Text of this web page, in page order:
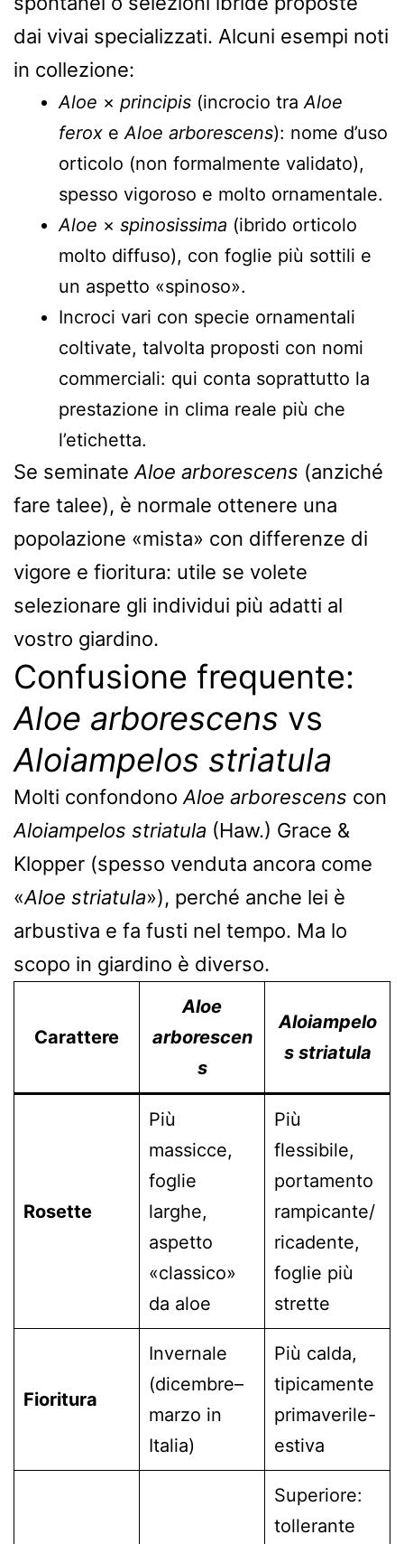
dai vivai specializzati. Alcuni esempi noti
in collezione:
Aloe × principis (incrocio tra Aloe
ferox e Aloe arborescens): nome d’uso
orticolo (non formalmente validato),
spesso vigoroso e molto ornamentale.
Aloe × spinosissima (ibrido orticolo
molto diffuso), con foglie più sottili e
un aspetto «spinoso».
Incroci vari con specie ornamentali
coltivate, talvolta proposti con nomi
commerciali: qui conta soprattutto la
prestazione in clima reale più che
l’etichetta.
Se seminate Aloe arborescens (anziché
fare talee), è normale ottenere una
popolazione «mista» con differenze di
vigore e fioritura: utile se volete
selezionare gli individui più adatti al
vostro giardino.
Confusione frequente:
Aloe arborescens vs
Aloiampelos striatula
Molti confondono Aloe arborescens con
Aloiampelos striatula (Haw.) Grace &
Klopper (spesso venduta ancora come
«Aloe striatula»), perché anche lei è
arbustiva e fa fusti nel tempo. Ma lo
scopo in giardino è diverso.
Carattere
Aloe
arborescen
s
Aloiampelo
s striatula
Rosette
Più
massicce,
foglie
larghe,
aspetto
«classico»
da aloe
Più
flessibile,
portamento
rampicante/
ricadente,
foglie più
strette
Fioritura
Invernale
(dicembre–
marzo in
Italia)
Più calda,
tipicamente
primaverile-
estiva
Superiore:
tollerante